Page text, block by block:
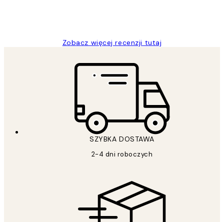
Zobacz więcej recenzji tutaj
SZYBKA DOSTAWA
2-4 dni roboczych